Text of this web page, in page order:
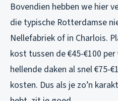
Bovendien hebben we hier
die typische Rotterdamse
Nellefabriek of in Charlois.
kost tussen de €45-€100
hellende daken al snel €75-
kosten. Dus als je zo’n